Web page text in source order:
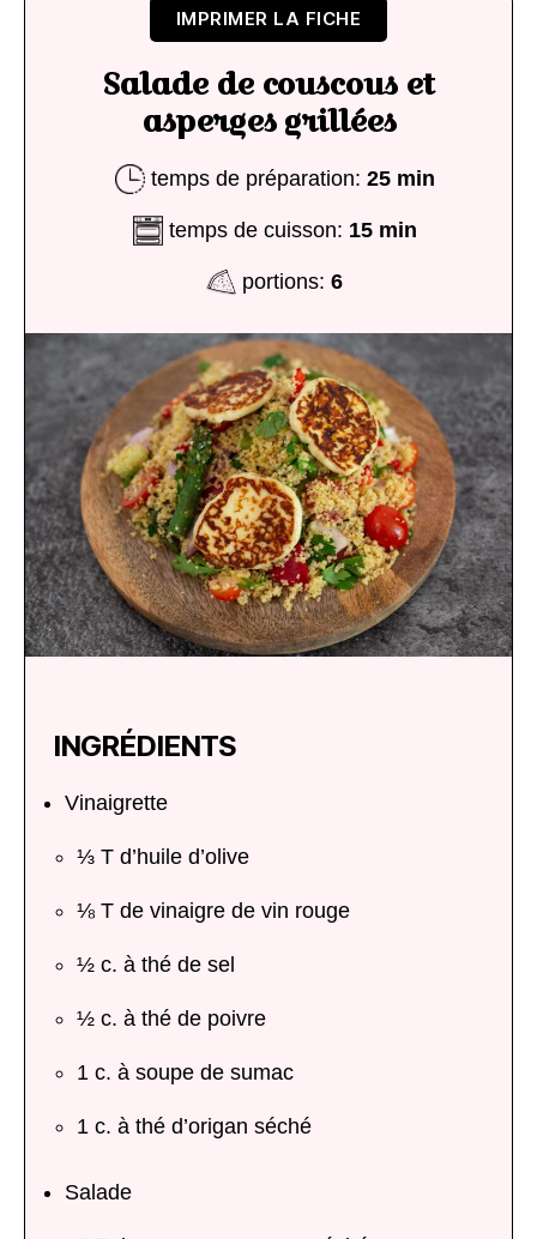
Salade de couscous et
asperges grillées
IMPRIMER LA FICHE
temps de préparation: 25 min
temps de cuisson: 15 min
portions: 6
INGRÉDIENTS
Vinaigrette
⅓ T d’huile d’olive
⅛ T de vinaigre de vin rouge
½ c. à thé de sel
½ c. à thé de poivre
1 c. à soupe de sumac
1 c. à thé d’origan séché
Salade